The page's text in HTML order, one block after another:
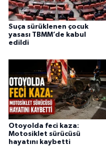
Suça sürüklenen çocuk
yasası TBMM’de kabul
edildi
Otoyolda feci kaza:
Motosiklet sürücüsü
hayatını kaybetti